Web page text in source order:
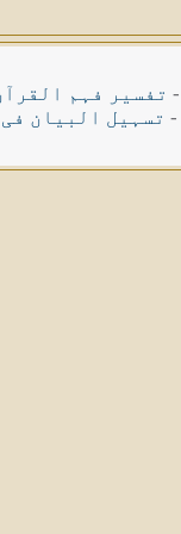
- تفسیر فہم
- تسہیل البیان